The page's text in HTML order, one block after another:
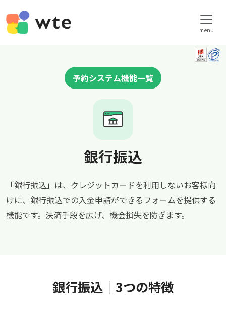
menu
予約システム機能一覧
銀行振込
「銀行振込」は、クレジットカードを利用しないお客様向
けに、銀行振込での入金申請ができるフォームを提供する
機能です。決済手段を広げ、機会損失を防ぎます。
銀行振込｜3つの特徴